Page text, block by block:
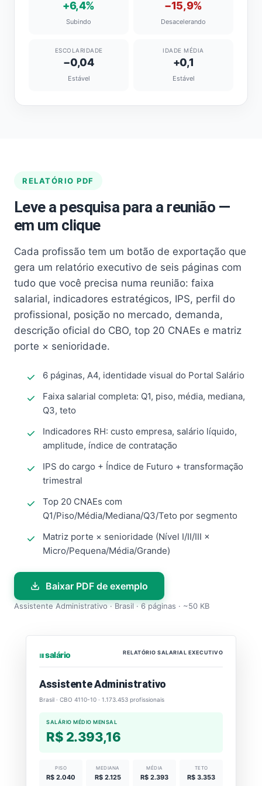
+6,4%
Subindo
−15,9%
Desacelerando
ESCOLARIDADE
−0,04
Estável
IDADE MÉDIA
+0,1
Estável
RELATÓRIO PDF
Leve a pesquisa para a reunião —
em um clique
Cada profissão tem um botão de exportação que
gera um relatório executivo de seis páginas com
tudo que você precisa numa reunião: faixa
salarial, indicadores estratégicos, IPS, perfil do
profissional, posição no mercado, demanda,
descrição oficial do CBO, top 20 CNAEs e matriz
porte × senioridade.
6 páginas, A4, identidade visual do Portal Salário
Faixa salarial completa: Q1, piso, média, mediana,
Q3, teto
Indicadores RH: custo empresa, salário líquido,
amplitude, índice de contratação
IPS do cargo + Índice de Futuro + transformação
trimestral
Top 20 CNAEs com
Q1/Piso/Média/Mediana/Q3/Teto por segmento
Matriz porte × senioridade (Nível I/II/III ×
Micro/Pequena/Média/Grande)
Baixar PDF de exemplo
Assistente Administrativo · Brasil · 6 páginas · ~50 KB
⏐⏐⏐ salário RELATÓRIO SALARIAL EXECUTIVO
Assistente Administrativo
Brasil · CBO 4110-10 · 1.173.453 profissionais
SALÁRIO MÉDIO MENSAL
R$ 2.393,16
PISO
R$ 2.040
MEDIANA
R$ 2.125
MÉDIA
R$ 2.393
TETO
R$ 3.353